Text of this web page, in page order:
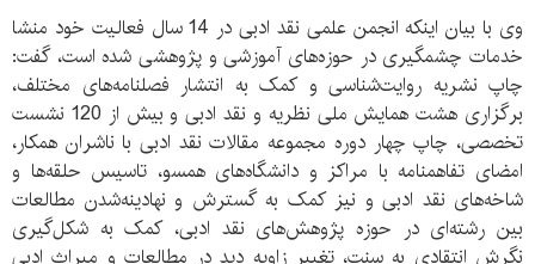
وی با بیان اینکه انجمن علمی نقد ادبی در 14 سال فعالیت خود منشا
خدمات چشمگیری در حوزه‌های آموزشی و پژوهشی شده است، گفت:
چاپ نشریه روایت‌شناسی و کمک به انتشار فصلنامه‌های مختلف،
برگزاری هشت همایش ملی نظریه و نقد ادبی و بیش از 120 نشست
تخصصی، چاپ چهار دوره مجموعه مقالات نقد ادبی با ناشران همکار،
امضای تفاهمنامه با مراکز و دانشگاه‌های همسو، تاسیس حلقه‌ها و
شاخه‌های نقد ادبی و نیز کمک به گسترش و نهادینه‌شدن مطالعات
بین رشته‌ای در حوزه پژوهش‌های نقد ادبی، کمک به شکل‌گیری